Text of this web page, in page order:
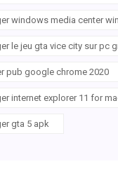
windows media center
le jeu gta vice city sur pc
pub google chrome 2020
internet explorer 11 for
gta 5 apk